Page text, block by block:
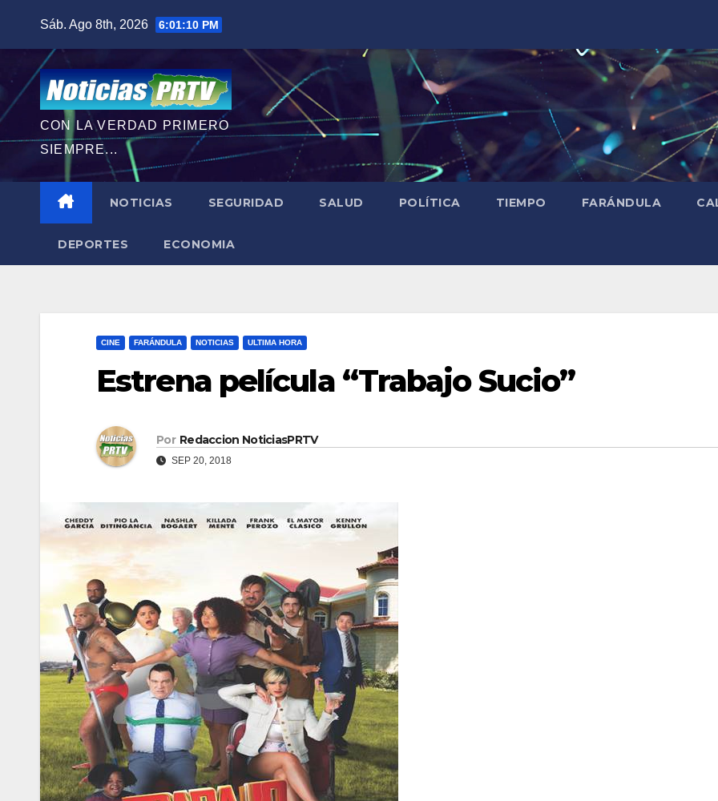
contenido
Sáb. Ago 8th, 2026 6:01:12 PM
CON LA VERDAD PRIMERO
SIEMPRE...
NOTICIAS SEGURIDAD SALUD POLÍTICA TIEMPO FARÁNDULA
DEPORTES ECONOMIA
CINE FARÁNDULA NOTICIAS ULTIMA HORA
Estrena película “Trabajo Sucio”
Por Redaccion NoticiasPRTV
SEP 20, 2018